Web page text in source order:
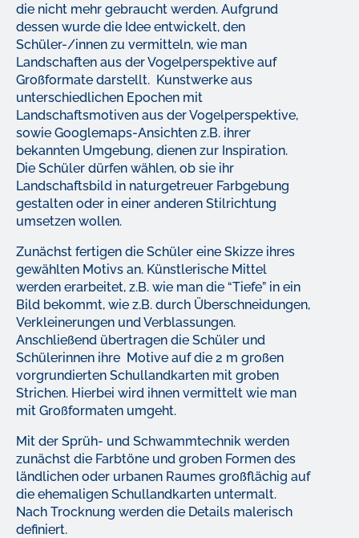
die nicht mehr gebraucht werden. Aufgrund
dessen wurde die Idee entwickelt, den
Schüler-/innen zu vermitteln, wie man
Landschaften aus der Vogelperspektive auf
Großformate darstellt. Kunstwerke aus
unterschiedlichen Epochen mit
Landschaftsmotiven aus der Vogelperspektive,
sowie Googlemaps-Ansichten z.B. ihrer
bekannten Umgebung, dienen zur Inspiration.
Die Schüler dürfen wählen, ob sie ihr
Landschaftsbild in naturgetreuer Farbgebung
gestalten oder in einer anderen Stilrichtung
umsetzen wollen.
Zunächst fertigen die Schüler eine Skizze ihres
gewählten Motivs an. Künstlerische Mittel
werden erarbeitet, z.B. wie man die “Tiefe” in ein
Bild bekommt, wie z.B. durch Überschneidungen,
Verkleinerungen und Verblassungen.
Anschließend übertragen die Schüler und
Schülerinnen ihre Motive auf die 2 m großen
vorgrundierten Schullandkarten mit groben
Strichen. Hierbei wird ihnen vermittelt wie man
mit Großformaten umgeht.
Mit der Sprüh- und Schwammtechnik werden
zunächst die Farbtöne und groben Formen des
ländlichen oder urbanen Raumes großflächig auf
die ehemaligen Schullandkarten untermalt.
Nach Trocknung werden die Details malerisch
definiert.